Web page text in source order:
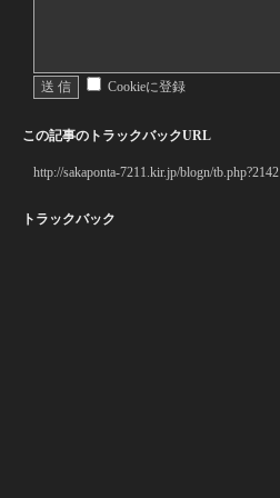
Cookieに登録
この記事のトラックバックURL
http://sakaponta-7211.kir.jp/blogn/tb.php?2142
トラックバック